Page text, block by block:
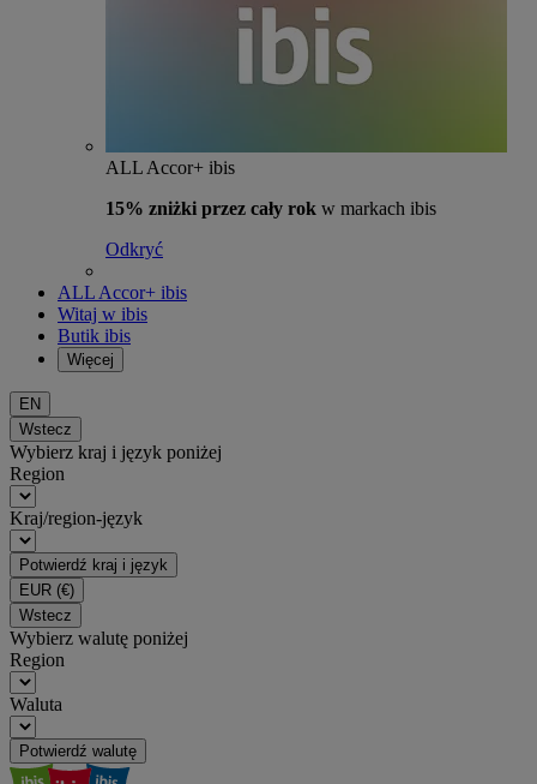
ALL Accor+ ibis
15% zniżki przez cały rok w markach ibis
Odkryć
ALL Accor+ ibis
Witaj w ibis
Butik ibis
Więcej
EN
Wstecz
Wybierz kraj i język poniżej
Region
Kraj/region-język
Potwierdź kraj i język
EUR (€)
Wstecz
Wybierz walutę poniżej
Region
Waluta
Potwierdź walutę